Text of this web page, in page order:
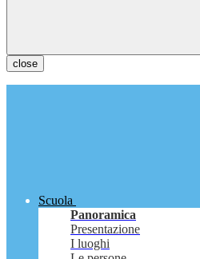
close
Scuola
Panoramica
Presentazione
I luoghi